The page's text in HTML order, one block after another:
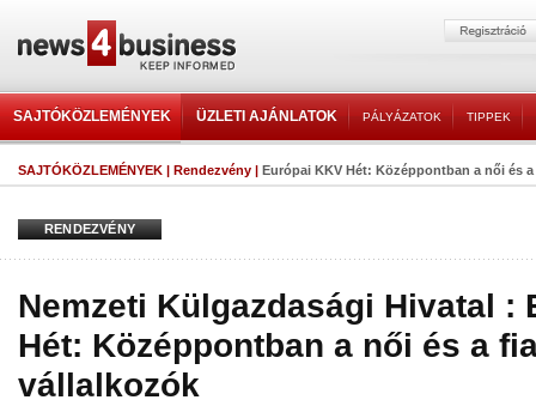
SAJTÓKÖZLEMÉNYEK ÜZLETI AJÁNLATOK PÁLYÁZATOK TIPPEK
SAJTÓKÖZLEMÉNYEK | Rendezvény | Európai KKV Hét: Középpontban a női és
RENDEZVÉNY
Nemzeti Külgazdasági Hivatal :
Hét: Középpontban a női és a
vállalkozók